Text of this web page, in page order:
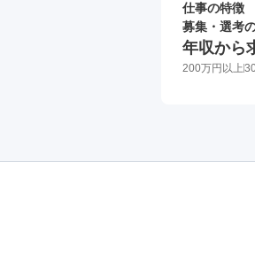
仕事の特徴
募集・選考
年収から
200万円以上